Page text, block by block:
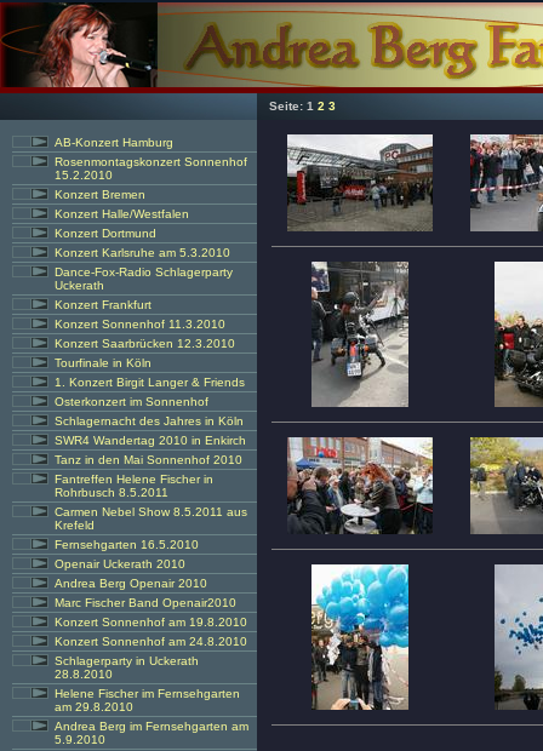
Seite: 1 2 3
AB-Konzert Hamburg
Rosenmontagskonzert Sonnenhof
15.2.2010
Konzert Bremen
Konzert Halle/Westfalen
Konzert Dortmund
Konzert Karlsruhe am 5.3.2010
Dance-Fox-Radio Schlagerparty
Uckerath
Konzert Frankfurt
Konzert Sonnenhof 11.3.2010
Konzert Saarbrücken 12.3.2010
Tourfinale in Köln
1. Konzert Birgit Langer & Friends
Osterkonzert im Sonnenhof
Schlagernacht des Jahres in Köln
SWR4 Wandertag 2010 in Enkirch
Tanz in den Mai Sonnenhof 2010
Fantreffen Helene Fischer in
Rohrbusch 8.5.2011
Carmen Nebel Show 8.5.2011 aus
Krefeld
Fernsehgarten 16.5.2010
Openair Uckerath 2010
Andrea Berg Openair 2010
Marc Fischer Band Openair2010
Konzert Sonnenhof am 19.8.2010
Konzert Sonnenhof am 24.8.2010
Schlagerparty in Uckerath
28.8.2010
Helene Fischer im Fernsehgarten
am 29.8.2010
Andrea Berg im Fernsehgarten am
5.9.2010